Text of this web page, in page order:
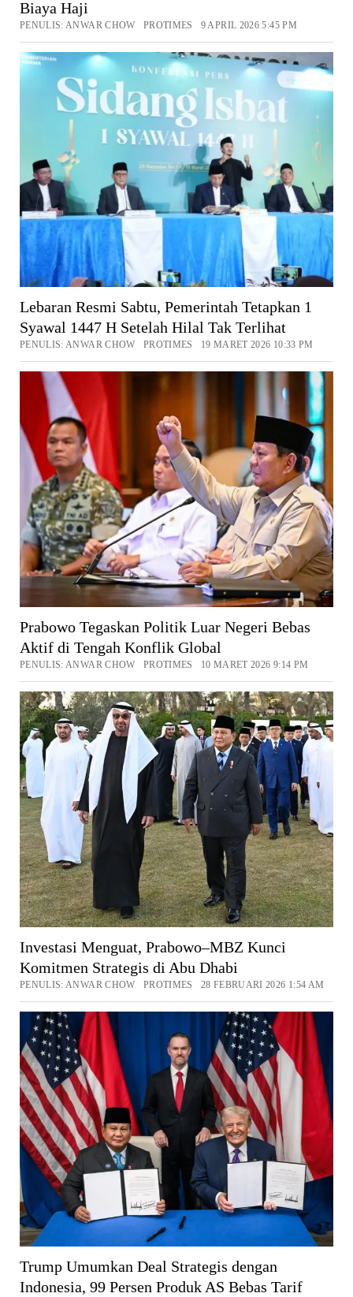
Biaya Haji
PENULIS: ANWAR CHOW PROTIMES 9 APRIL 2026 5:45 PM
Lebaran Resmi Sabtu, Pemerintah Tetapkan 1
Syawal 1447 H Setelah Hilal Tak Terlihat
PENULIS: ANWAR CHOW PROTIMES 19 MARET 2026 10:33 PM
Prabowo Tegaskan Politik Luar Negeri Bebas
Aktif di Tengah Konflik Global
PENULIS: ANWAR CHOW PROTIMES 10 MARET 2026 9:14 PM
Investasi Menguat, Prabowo–MBZ Kunci
Komitmen Strategis di Abu Dhabi
PENULIS: ANWAR CHOW PROTIMES 28 FEBRUARI 2026 1:54 AM
Trump Umumkan Deal Strategis dengan
Indonesia, 99 Persen Produk AS Bebas Tarif